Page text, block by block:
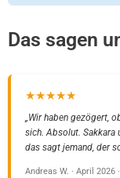
Das sagen
★★★★★
„Wir haben gezögert,
sich. Absolut. Sakkara
das sagt jemand, der
Andreas W. · April 2026